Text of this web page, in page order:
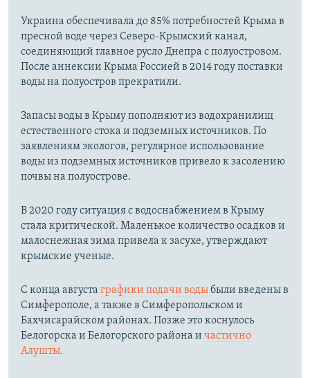
Украина обеспечивала до 85% потребностей Крыма в
пресной воде через Северо-Крымский канал,
соединяющий главное русло Днепра с полуостровом.
После аннексии Крыма Россией в 2014 году поставки
воды на полуостров прекратили.
Запасы воды в Крыму пополняют из водохранилищ
естественного стока и подземных источников. По
заявлениям экологов, регулярное использование
воды из подземных источников привело к засолению
почвы на полуострове.
В 2020 году ситуация с водоснабжением в Крыму
стала критической. Маленькое количество осадков и
малоснежная зима привела к засухе, утверждают
крымские ученые.
С конца августа графики подачи водыбыли введены в
Симферополе, а также в Симферопольском и
Бахчисарайском районах. Позже это коснулось
Белогорска и Белогорского района и частично
Алушты.